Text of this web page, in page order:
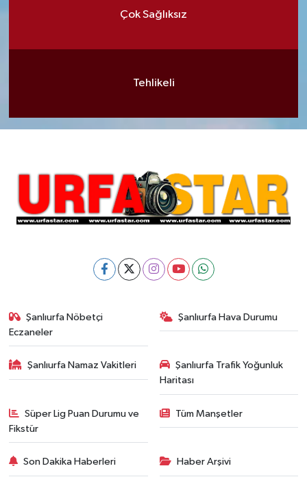
Çok Sağlıksız
Tehlikeli
Şanlıurfa Nöbetçi
Eczaneler
Şanlıurfa Hava Durumu
Şanlıurfa Namaz Vakitleri
Şanlıurfa Trafik Yoğunluk
Haritası
Süper Lig Puan Durumu ve
Fikstür
Tüm Manşetler
Son Dakika Haberleri Haber Arşivi